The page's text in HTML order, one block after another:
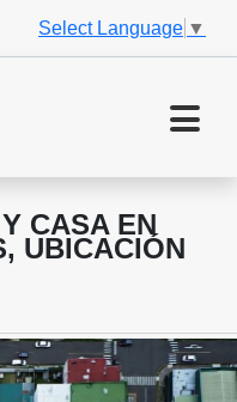
Select Language ▼
CASA EN
UBICACIÓN